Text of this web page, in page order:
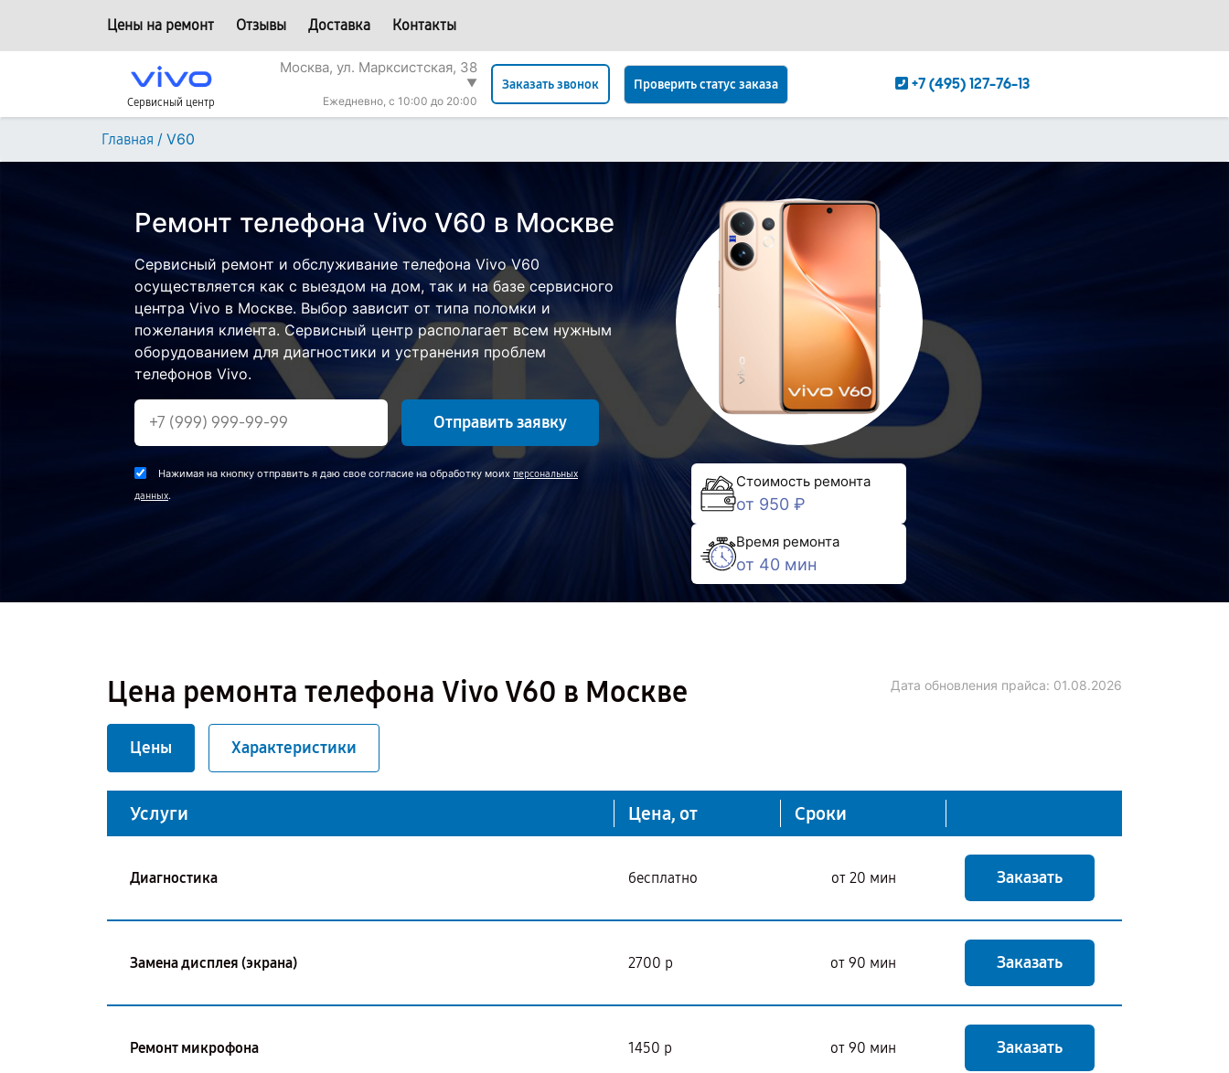
Цены на ремонт Отзывы Доставка Контакты
Сервисный центр
Москва, ул. Марксистская, 38
▼
Ежедневно, с 10:00 до 20:00
Заказать звонок Проверить статус заказа +7 (495) 127-76-13
Главная / V60
Ремонт телефона Vivo V60 в Москве
Сервисный ремонт и обслуживание телефона Vivo V60
осуществляется как с выездом на дом, так и на базе сервисного
центра Vivo в Москве. Выбор зависит от типа поломки и
пожелания клиента. Сервисный центр располагает всем нужным
оборудованием для диагностики и устранения проблем
телефонов Vivo.
Отправить заявку
Нажимая на кнопку отправить я даю свое согласие на обработку моих персональных
данных.
Стоимость ремонта
от 950 ₽
Время ремонта
от 40 мин
Цена ремонта телефона Vivo V60 в Москве Дата обновления прайса: 01.08.2026
Цены Характеристики
Услуги Цена, от Сроки
Диагностика бесплатно от 20 мин Заказать
Замена дисплея (экрана) 2700 р от 90 мин Заказать
Ремонт микрофона 1450 р от 90 мин Заказать